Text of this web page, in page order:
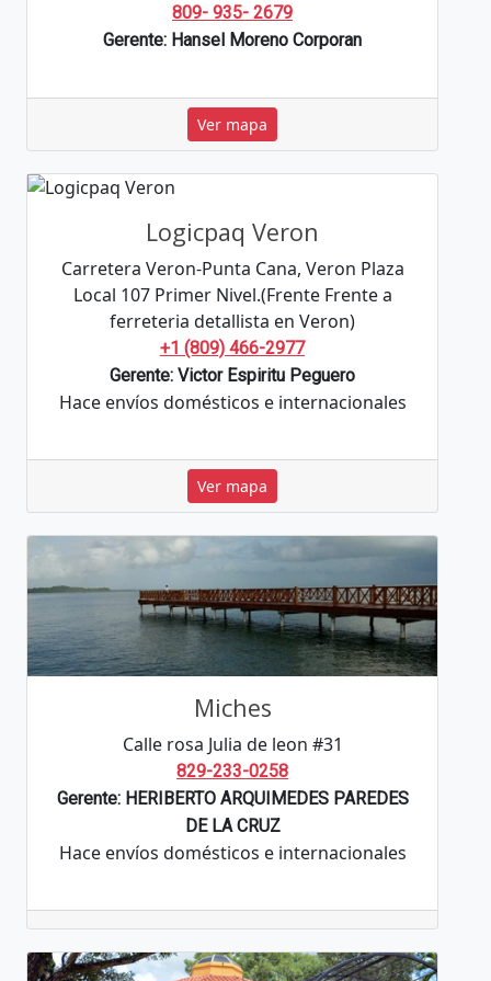
809- 935- 2679
Gerente: Hansel Moreno Corporan
Ver mapa
Logicpaq Veron
Carretera Veron-Punta Cana, Veron Plaza
Local 107 Primer Nivel.(Frente Frente a
ferreteria detallista en Veron)
+1 (809) 466-2977
Gerente: Victor Espiritu Peguero
Hace envíos domésticos e internacionales
Ver mapa
Miches
Calle rosa Julia de leon #31
829-233-0258
Gerente: HERIBERTO ARQUIMEDES PAREDES
DE LA CRUZ
Hace envíos domésticos e internacionales